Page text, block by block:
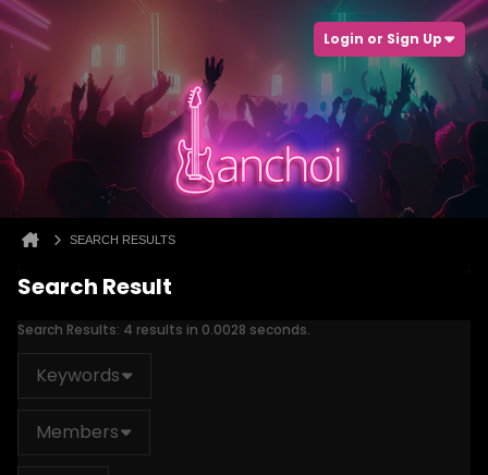
Login or Sign Up
SEARCH RESULTS
Search Result
Search Results: 4 results in 0.0028 seconds.
Keywords
Members